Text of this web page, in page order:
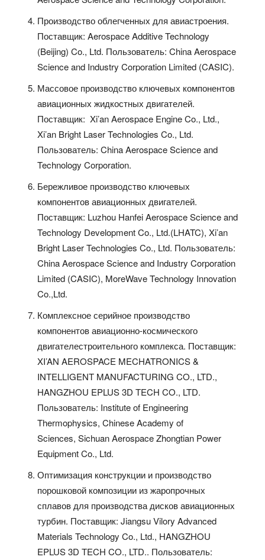
Производство облегченных для авиастроения.
Поставщик: Aerospace Additive Technology
(Beijing) Co., Ltd. Пользователь: China Aerospace
Science and Industry Corporation Limited (CASIC).
Массовое производство ключевых компонентов
авиационных жидкостных двигателей.
Поставщик: Xi’an Aerospace Engine Co., Ltd.,
Xi’an Bright Laser Technologies Co., Ltd.
Пользователь: China Aerospace Science and
Technology Corporation.
Бережливое производство ключевых
компонентов авиационных двигателей.
Поставщик: Luzhou Hanfei Aerospace Science and
Technology Development Co., Ltd.(LHATC), Xi’an
Bright Laser Technologies Co., Ltd. Пользователь:
China Aerospace Science and Industry Corporation
Limited (CASIC), MoreWave Technology Innovation
Co.,Ltd.
Комплексное серийное производство
компонентов авиационно-космического
двигателестроительного комплекса. Поставщик:
XI’AN AEROSPACE MECHATRONICS &
INTELLIGENT MANUFACTURING CO., LTD.,
HANGZHOU EPLUS 3D TECH CO., LTD.
Пользователь: Institute of Engineering
Thermophysics, Chinese Academy of
Sciences, Sichuan Aerospace Zhongtian Power
Equipment Co., Ltd.
Оптимизация конструкции и производство
порошковой композиции из жаропрочных
сплавов для производства дисков авиационных
турбин. Поставщик: Jiangsu Vilory Advanced
Materials Technology Co., Ltd., HANGZHOU
EPLUS 3D TECH CO., LTD.. Пользователь: